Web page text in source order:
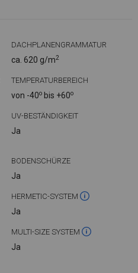
DACHPLANENGRAMMATUR
ca. 620 g/m2
TEMPERATURBEREICH
von -40o bis +60o
UV-BESTÄNDIGKEIT
Ja
BODENSCHÜRZE
Ja
HERMETIC-SYSTEM
Ja
MULTI-SIZE SYSTEM
Ja